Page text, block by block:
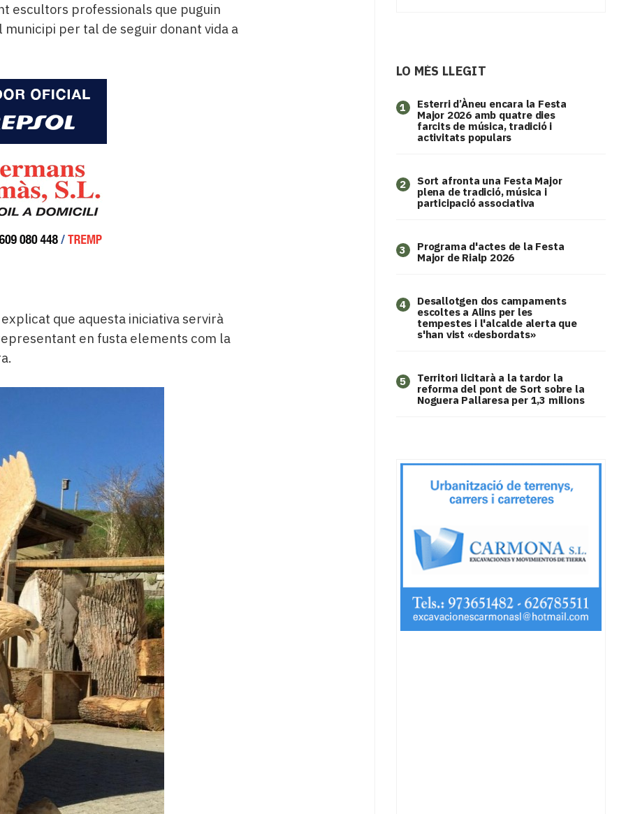
escultors professionals que puguin
per tal de seguir donant vida a
explicat que aquesta iniciativa servirà
en fusta elements com la
LO MÉS LLEGIT
1
Esterri d’Àneu encara la Festa
Major 2026 amb quatre dies
farcits de música, tradició i
activitats populars
2
Sort afronta una Festa Major
plena de tradició, música i
participació associativa
3
Programa d'actes de la Festa
Major de Rialp 2026
4
​Desallotgen dos campaments
escoltes a Alins per les
tempestes i l'alcalde alerta que
s'han vist «desbordats»
5
Territori licitarà a la tardor la
reforma del pont de Sort sobre la
Noguera Pallaresa per 1,3 milions